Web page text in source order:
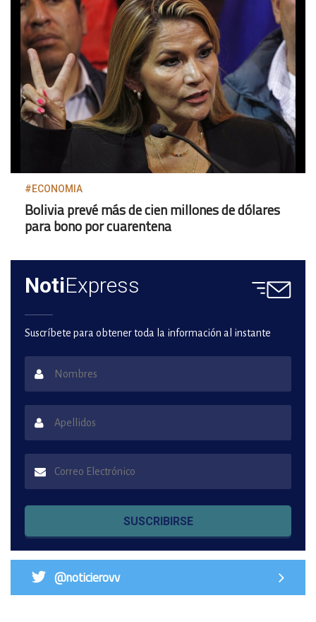
#ECONOMIA
Bolivia prevé más de cien millones de dólares
para bono por cuarentena
NotiExpress
Suscríbete para obtener toda la información al instante
SUSCRIBIRSE
@noticierovv